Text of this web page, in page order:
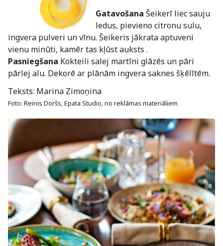
Gatavošana Šeikerī liec sauju
ledus, pievieno citronu sulu,
ingvera pulveri un vīnu. Šeikeris jākrata aptuveni
vienu minūti, kamēr tas kļūst auksts .
Pasniegšana Kokteili salej martīni glāzēs un pāri
pārlej alu. Dekorē ar plānām ingvera saknes šķēlītēm.
Teksts: Marina Zimoņina
Foto: Reinis Doršs, Epata Studio, no reklāmas materiāliem